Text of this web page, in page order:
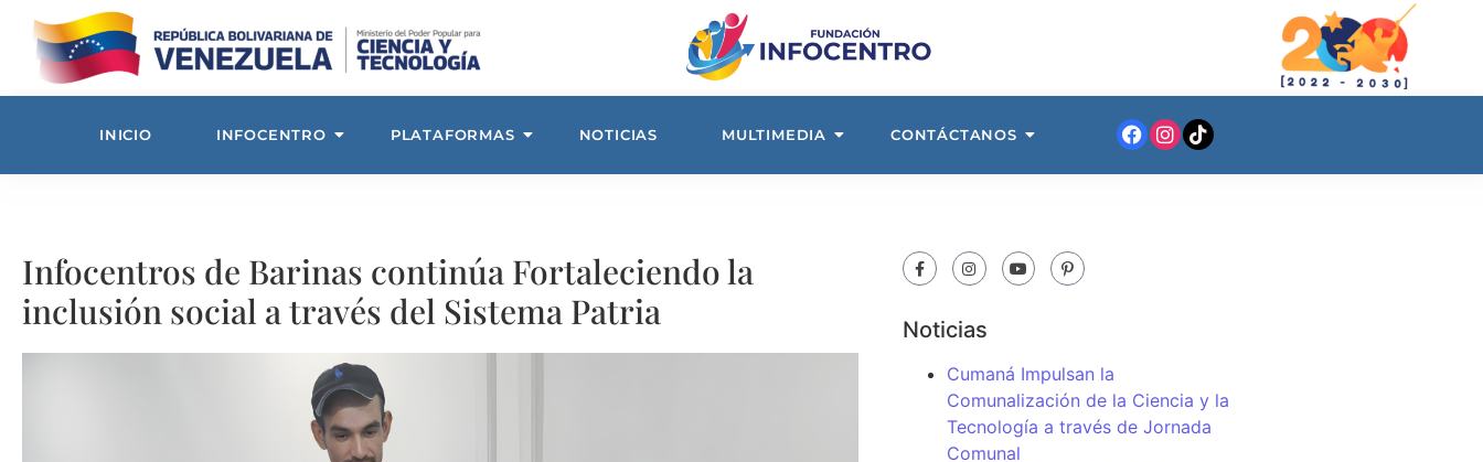
INICIO INFOCENTRO PLATAFORMAS NOTICIAS MULTIMEDIA CONTÁCTANOS
Infocentros de Barinas continúa Fortaleciendo la
inclusión social a través del Sistema Patria
Noticias
Cumaná Impulsan la
Comunalización de la Ciencia y la
Tecnología a través de Jornada
Comunal